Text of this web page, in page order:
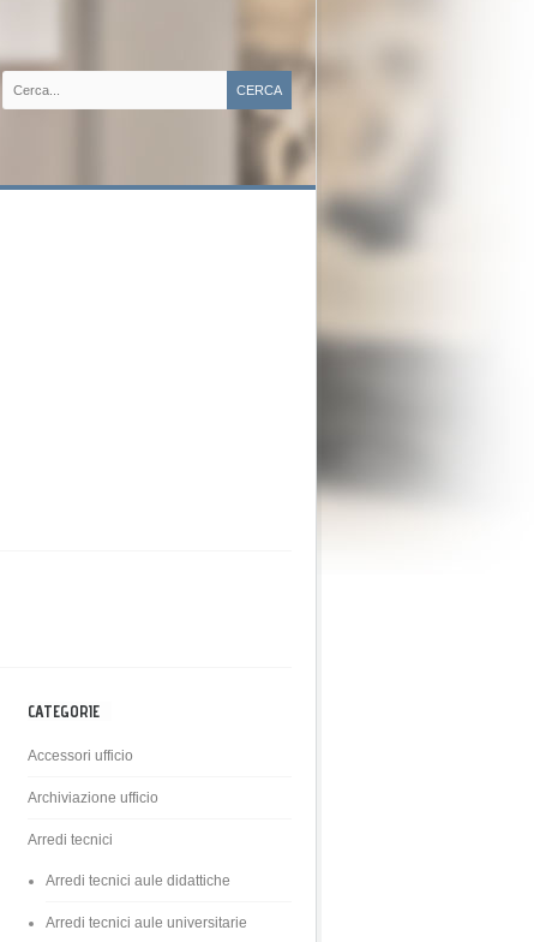
CATEGORIE
Accessori ufficio
Archiviazione ufficio
Arredi tecnici
Arredi tecnici aule didattiche
Arredi tecnici aule universitarie